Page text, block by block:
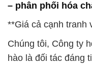
– phân phối hóa
**Giá cả cạnh tranh
Chúng tôi, Công ty
hào là đối tác đáng